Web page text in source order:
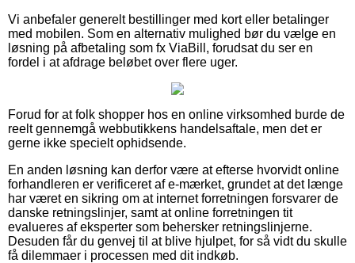
Vi anbefaler generelt bestillinger med kort eller betalinger
med mobilen. Som en alternativ mulighed bør du vælge en
løsning på afbetaling som fx ViaBill, forudsat du ser en
fordel i at afdrage beløbet over flere uger.
Forud for at folk shopper hos en online virksomhed burde de
reelt gennemgå webbutikkens handelsaftale, men det er
gerne ikke specielt ophidsende.
En anden løsning kan derfor være at efterse hvorvidt online
forhandleren er verificeret af e-mærket, grundet at det længe
har været en sikring om at internet forretningen forsvarer de
danske retningslinjer, samt at online forretningen tit
evalueres af eksperter som behersker retningslinjerne.
Desuden får du genvej til at blive hjulpet, for så vidt du skulle
få dilemmaer i processen med dit indkøb.